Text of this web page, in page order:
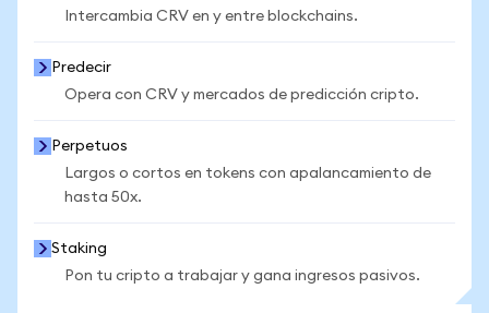
Intercambia CRV en y entre blockchains.
Predecir
Opera con CRV y mercados de predicción cripto.
Perpetuos
Largos o cortos en tokens con apalancamiento de
hasta 50x.
Staking
Pon tu cripto a trabajar y gana ingresos pasivos.